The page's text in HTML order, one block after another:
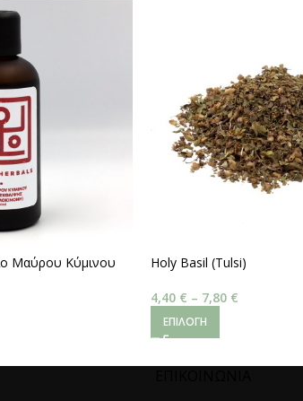
Μαύρου Κύμινου
Holy Basil (Tulsi)
4,40 € – 7,80 €
ΕΠΙΛΟΓΉ